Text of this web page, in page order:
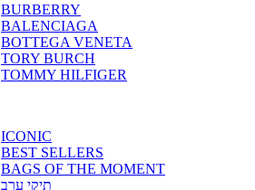
BURBERRY
BALENCIAGA
BOTTEGA VENETA
TORY BURCH
TOMMY HILFIGER
ICONIC
BEST SELLERS
BAGS OF THE MOMENT
תיקי ערב